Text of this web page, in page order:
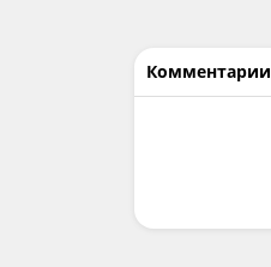
Комментарии